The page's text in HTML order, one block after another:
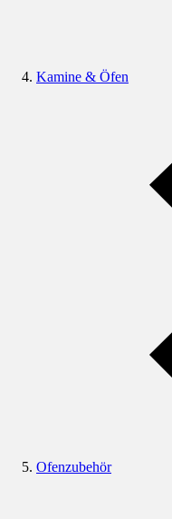
Kamine & Öfen
Ofenzubehör